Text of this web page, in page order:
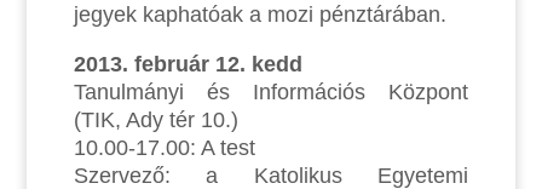
jegyek kaphatóak a mozi pénztárában.
2013. február 12. kedd
Tanulmányi és Információs Központ
(TIK, Ady tér 10.)
10.00-17.00: A test
Szervező: a Katolikus Egyetemi